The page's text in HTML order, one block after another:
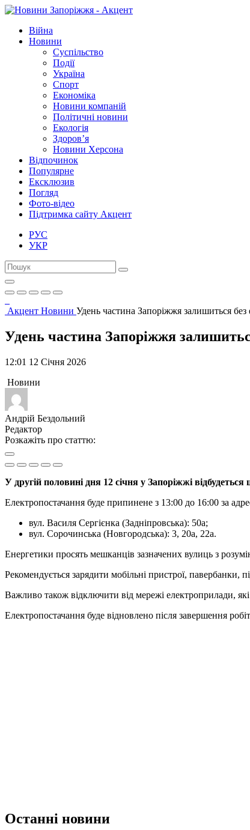
Війна
Новини
Суспільство
Події
Україна
Спорт
Економіка
Новини компаній
Політичні новини
Екологія
Здоров’я
Новини Херсона
Відпочинок
Популярне
Ексклюзив
Погляд
Фото-відео
Підтримка сайту Акцент
РУС
УКР
Акцент Новини Удень частина Запоріжжя залишиться без
Удень частина Запоріжжя
12:01 12 Січня 2026
Новини
Андрій Бездольний
Редактор
Розкажіть про статтю:
У другій половині дня 12 січня у Запоріжжі
Електропостачання буде припинене з 13:00 до 16:00 за
вул. Василя Сергієнка (Задніпровська): 50а;
вул. Сорочинська (Новгородська): 3, 20а, 22а.
Енергетики просять мешканців зазначених вулиць з
Рекомендується зарядити мобільні пристрої, павербанки,
Важливо також відключити від мережі електроприлади,
Електропостачання буде відновлено після завершення
Останні новини